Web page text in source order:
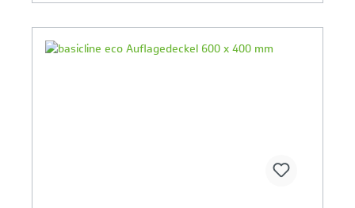
Ihr Produktvergleich ist voll